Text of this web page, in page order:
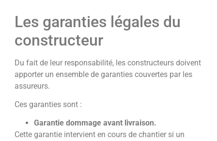
Les garanties légales du
constructeur
Du fait de leur responsabilité, les constructeurs doivent
apporter un ensemble de garanties couvertes par les
assureurs.
Ces garanties sont :
Garantie dommage avant livraison.
Cette garantie intervient en cours de chantier si un